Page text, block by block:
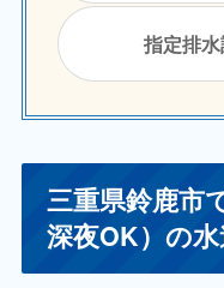
指定排
三重県鈴鹿市
深夜OK）の